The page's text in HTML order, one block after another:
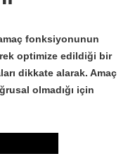
fonksiyonunun
optimize edildiği bir
dikkate alarak. Amaç
olmadığı için